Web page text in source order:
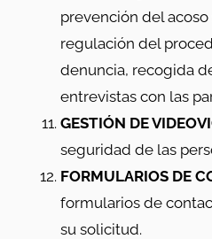
prevención del
regulación del
denuncia, recogida
entrevistas con las
GESTIÓN DE
seguridad de las
FORMULARIOS DE
formularios de
su solicitud.